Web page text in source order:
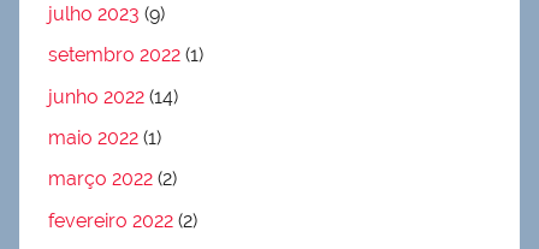
julho 2023 (9)
setembro 2022 (1)
junho 2022 (14)
maio 2022 (1)
março 2022 (2)
fevereiro 2022 (2)